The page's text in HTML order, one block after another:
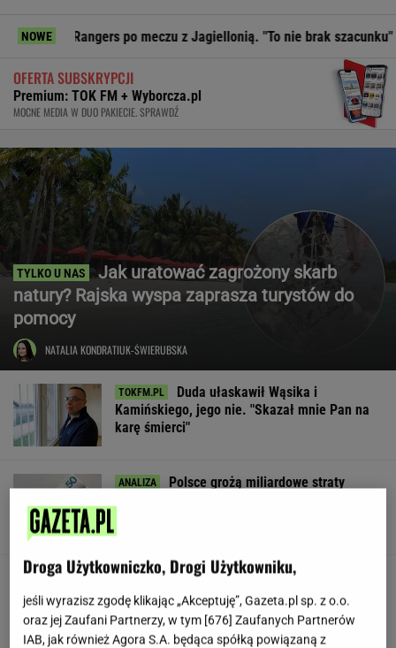
NOWEpo meczu z Jagiellonią. "To nie brak szacunku"
OFERTA SUBSKRYPCJI
Premium: TOK FM + Wyborcza.pl
MOCNE MEDIA W DUO PAKIECIE. SPRAWDŹ
Jak uratować zagrożony skarb
natury? Rajska wyspa zaprasza turystów do
pomocy
NATALIA KONDRATIUK-ŚWIERUBSKA
Duda ułaskawił Wąsika i
Kamińskiego, jego nie. "Skazał mnie Pan na
karę śmierci"
Polsce grożą miliardowe straty
Pracownicy branży IT śmieją się
przez łzy. Zwolnienia w łódzkiej siedzibie
wielkiej firmy
SUBSKRYPCJA
Droga Użytkowniczko, Drogi Użytkowniku,
jeśli wyrazisz zgodę klikając „Akceptuję”, Gazeta.pl sp. z o.o.
oraz jej Zaufani Partnerzy, w tym [676] Zaufanych Partnerów
IAB, jak również Agora S.A. będąca spółką powiązaną z